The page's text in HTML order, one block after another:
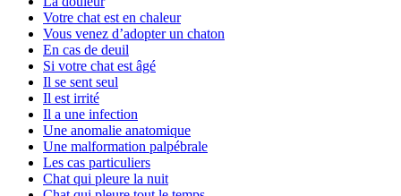
Votre chat est en chaleur
Vous venez d’adopter un chaton
En cas de deuil
Si votre chat est âgé
Il se sent seul
Il est irrité
Il a une infection
Une anomalie anatomique
Une malformation palpébrale
Les cas particuliers
Chat qui pleure la nuit